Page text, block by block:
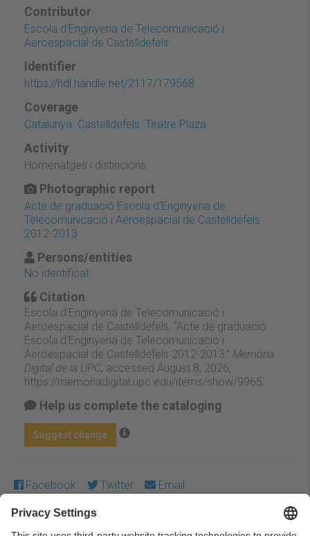
Contributor
Escola d'Enginyeria de Telecomunicació i
Aeroespacial de Castelldefels
Identifier
https://hdl.handle.net/2117/179568
Coverage
Catalunya. Castelldefels. Teatre Plaza
Activity
Homenatges i distincions
Photographic report
Acte de graduació Escola d'Enginyeria de
Telecomunicació i Aeroespacial de Castelldefels
2012-2013
Persons/entities
No identificat
Citation
Escola d'Enginyeria de Telecomunicació i
Aeroespacial de Castelldefels, “Acte de graduació
Escola d'Enginyeria de Telecomunicació i
Aeroespacial de Castelldefels 2012-2013,” Memòria
Digital de la UPC, accessed August 8, 2026,
https://memoriadigital.upc.edu/items/show/9965
Help us complete the cataloging
Suggest change
Facebook Twitter Email